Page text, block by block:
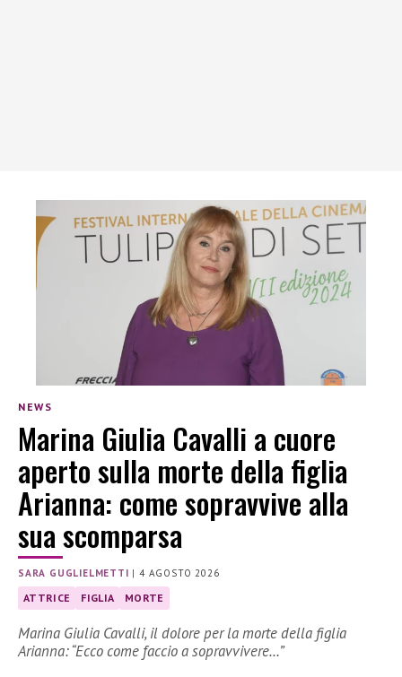
NEWS
Marina Giulia Cavalli a cuore
aperto sulla morte della figlia
Arianna: come sopravvive alla
sua scomparsa
SARA GUGLIELMETTI |4 AGOSTO 2026
ATTRICE FIGLIA MORTE
Marina Giulia Cavalli, il dolore per la morte della figlia
Arianna: “Ecco come faccio a sopravvivere…”